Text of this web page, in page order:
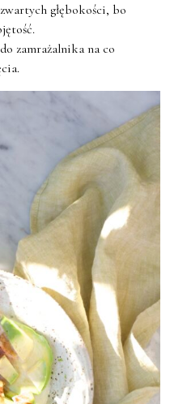
głębokości, bo
zamrażalnika na co